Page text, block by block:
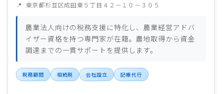
東京都杉並区成田東５丁目４２－１０－３０５
農業法人向けの税務支援に特化し、農業経営アドバ
イザー資格を持つ専門家が在籍。農地取得から資金
調達までの一貫サポートを提供します。
税務顧問 相続税 会社設立 記帳代行